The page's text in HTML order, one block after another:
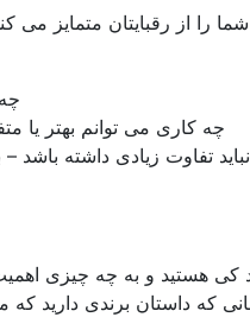
را از رقبایتان متمایز می
چه کاری می توانم بهتر یا
تفاوت زیادی داشته باشد –
کی هستید و به چه چیزی
که داستان برندی دارید